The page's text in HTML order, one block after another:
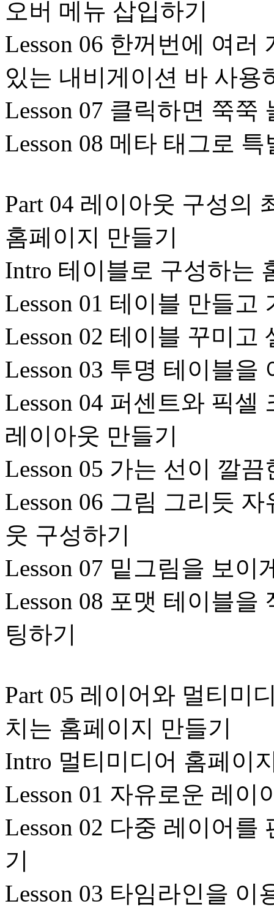
오버 메뉴 삽입하기
Lesson 06 한꺼번에 여
있는 내비게이션 바 사용
Lesson 07 클릭하면 쭉
Lesson 08 메타 태그로
Part 04 레이아웃 구성의
홈페이지 만들기
Intro 테이블로 구성하는
Lesson 01 테이블 만들고
Lesson 02 테이블 꾸미
Lesson 03 투명 테이블
Lesson 04 퍼센트와 픽
레이아웃 만들기
Lesson 05 가는 선이 깔
Lesson 06 그림 그리듯
웃 구성하기
Lesson 07 밑그림을 보
Lesson 08 포맷 테이블
팅하기
Part 05 레이어와 멀티미
치는 홈페이지 만들기
Intro 멀티미디어 홈페이
Lesson 01 자유로운 레
Lesson 02 다중 레이어
기
Lesson 03 타임라인을